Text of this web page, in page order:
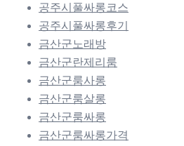
공주시풀싸롱코스
공주시풀싸롱후기
금산군노래방
금산군란제리룸
금산군룸사롱
금산군룸살롱
금산군룸싸롱
금산군룸싸롱가격